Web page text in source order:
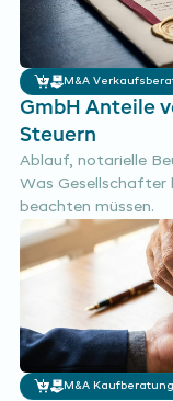
M&A
GmbH Anteile
Steuern
Ablauf, notarielle
Was Gesellschafter
beachten müssen.
M&A Kaufberatung